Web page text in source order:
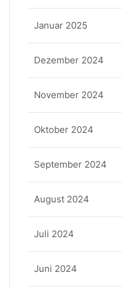
Januar 2025
Dezember 2024
November 2024
Oktober 2024
September 2024
August 2024
Juli 2024
Juni 2024